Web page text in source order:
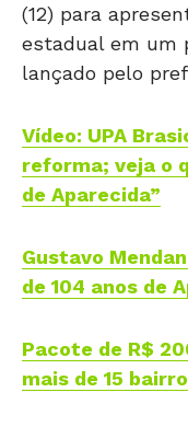
(12) para
estadual em um
lançado pelo
Vídeo: UPA
reforma; veja o
de Aparecida”
Gustavo
de 104 anos de
Pacote de R$
mais de 15